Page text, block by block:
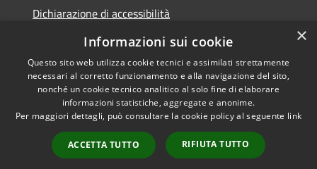
Dichiarazione di accessibilità
Meccanismo di Feedback
Accessibilità
Copyright © 2026 • Comune di
Chieri • Powered by
Municipium•
Accesso
redazione
×
Informazioni sui cookie
Questo sito web utilizza cookie tecnici e assimilati strettamente
necessari al corretto funzionamento e alla navigazione del sito,
nonché un cookie tecnico analitico al solo fine di elaborare
informazioni statistiche, aggregate e anonime.
Per maggiori dettagli, può consultare la cookie policy al seguente link
ACCETTA TUTTO RIFIUTA TUTTO